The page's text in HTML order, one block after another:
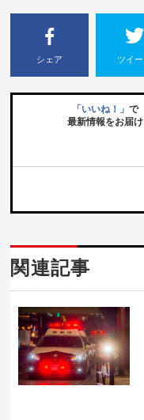
シェア ツイー
「いいね！」 で
最新情報をお届け
関連記事